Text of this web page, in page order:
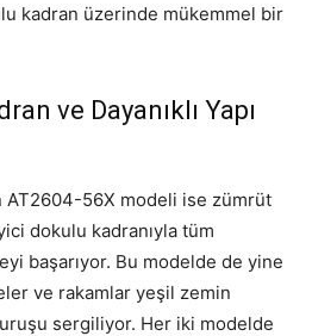
kadran üzerinde mükemmel bir
ve Dayanıklı Yapı
56X modeli ise zümrüt
dokulu kadranıyla tüm
başarıyor. Bu modelde de yine
ve rakamlar yeşil zemin
sergiliyor. Her iki modelde